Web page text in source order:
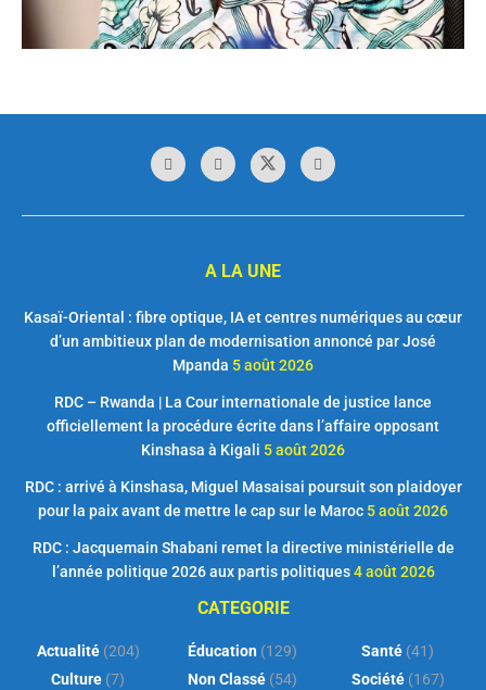
A LA UNE
Kasaï-Oriental : fibre optique, IA et centres numériques au cœur
d’un ambitieux plan de modernisation annoncé par José
Mpanda 5 août 2026
RDC – Rwanda | La Cour internationale de justice lance
officiellement la procédure écrite dans l’affaire opposant
Kinshasa à Kigali 5 août 2026
RDC : arrivé à Kinshasa, Miguel Masaisai poursuit son plaidoyer
pour la paix avant de mettre le cap sur le Maroc 5 août 2026
RDC : Jacquemain Shabani remet la directive ministérielle de
l’année politique 2026 aux partis politiques 4 août 2026
CATEGORIE
Actualité(204)
Culture (7)
Éducation (129)
Non Classé (54)
Santé (41)
Société(167)